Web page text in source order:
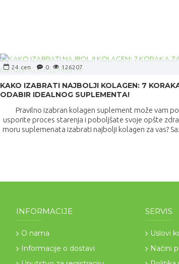
24 сеп 0 126207
KAKO IZABRATI NAJBOLJI KOLAGEN: 7
ODABIR IDEALNOG SUPLEMENTA!
Pravilno izabran kolagen suplement može vam
usporite proces starenja i poboljšate svoje opšte
moru suplemenata izabrati najbolji kolagen za vas?
INFORMACIJE
O nama
Informacije o dostavi
SERVIS
Uslovi
Načini